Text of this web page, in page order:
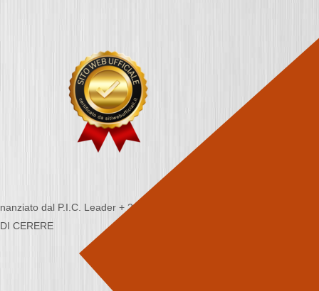
dal P.I.C. Leader + 2000/2006 - Programma
CERERE